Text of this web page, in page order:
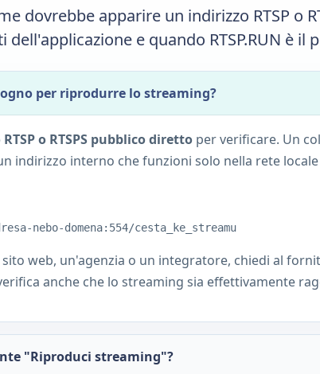
dovrebbe apparire un indirizzo RTSP o
dell'applicazione e quando RTSP.RUN è
per riprodurre lo streaming?
o RTSPS pubblico direttoper verificare. Un
indirizzo interno che funzioni solo nella rete
nebo-domena:554/cesta_ke_streamu
web, un'agenzia o un integratore, chiedi al
anche che lo streaming sia effettivamente
"Riproduci streaming"?